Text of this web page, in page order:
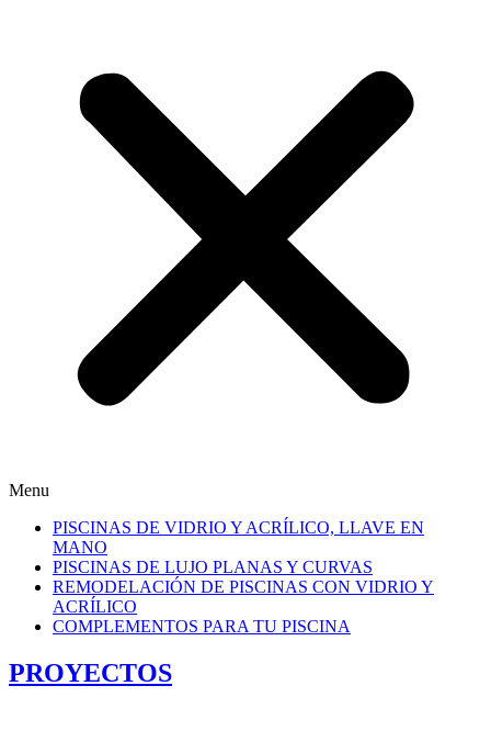
Menu
PISCINAS DE VIDRIO Y ACRÍLICO, LLAVE EN
MANO
PISCINAS DE LUJO PLANAS Y CURVAS
REMODELACIÓN DE PISCINAS CON VIDRIO Y
ACRÍLICO
COMPLEMENTOS PARA TU PISCINA
PROYECTOS